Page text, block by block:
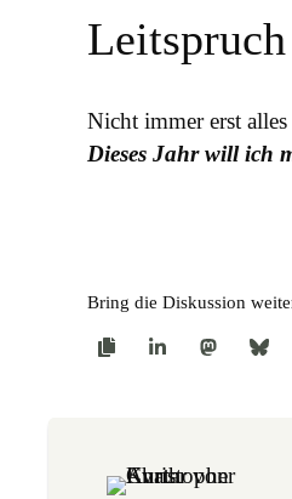
Nicht immer erst
Dieses Jahr will ich
Bring die Diskussion